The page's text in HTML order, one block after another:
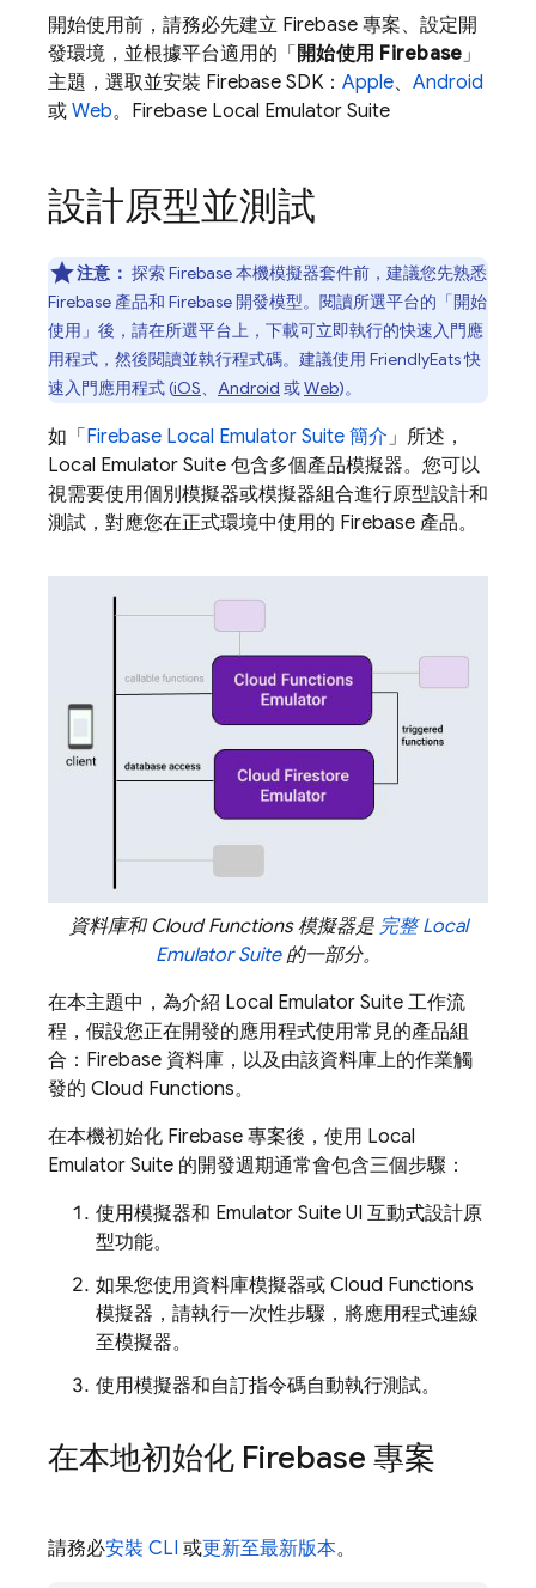
開始使用前，請務必先建立 Firebase 專案、設定開
發環境，並根據平台適用的「 開始使用 Firebase」
主題，選取並安裝 Firebase SDK： Apple、 Android
或 Web。 Firebase Local Emulator Suite
設計原型並測試
注意： 探索 Firebase 本機模擬器套件前，建議您先熟悉
Firebase 產品和 Firebase 開發模型。閱讀所選平台的「開始
使用」 後，請在所選平台上，下載可立即執行的快速入門應
用程式，然後閱讀並執行程式碼。建議使用 FriendlyEats 快
速入門應用程式 (iOS、 Android 或Web)。
如「 Firebase Local Emulator Suite 簡介」所述，
Local Emulator Suite 包含多個產品模擬器。您可以
視需要使用個別模擬器或模擬器組合進行原型設計和
測試，對應您在正式環境中使用的 Firebase 產品。
資料庫和 Cloud Functions模擬器是 完整Local
Emulator Suite的一部分。
在本主題中，為介紹 Local Emulator Suite 工作流
程，假設您正在開發的應用程式使用常見的產品組
合：Firebase 資料庫，以及由該資料庫上的作業觸
發的 Cloud Functions。
在本機初始化 Firebase 專案後，使用 Local
Emulator Suite 的開發週期通常會包含三個步驟：
使用模擬器和 Emulator Suite UI 互動式設計原
型功能。
如果您使用資料庫模擬器或 Cloud Functions
模擬器，請執行一次性步驟，將應用程式連線
至模擬器。
使用模擬器和自訂指令碼自動執行測試。
在本地初始化 Firebase 專案
請務必安裝 CLI 或更新至最新版本。